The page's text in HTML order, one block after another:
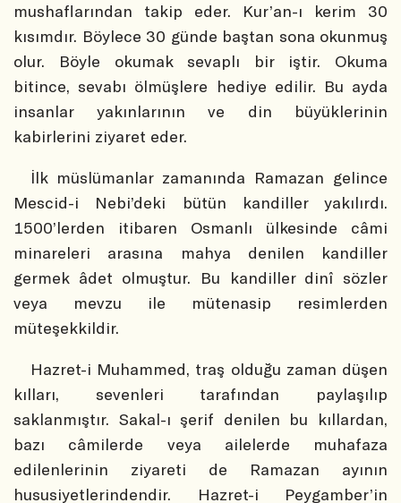
mushaflarından takip eder. Kur’an-ı kerim 30
kısımdır. Böylece 30 günde baştan sona okunmuş
olur. Böyle okumak sevaplı bir iştir. Okuma
bitince, sevabı ölmüşlere hediye edilir. Bu ayda
insanlar yakınlarının ve din büyüklerinin
kabirlerini ziyaret eder.
İlk müslümanlar zamanında Ramazan gelince
Mescid-i Nebi’deki bütün kandiller yakılırdı.
1500’lerden itibaren Osmanlı ülkesinde câmi
minareleri arasına mahya denilen kandiller
germek âdet olmuştur. Bu kandiller dinî sözler
veya mevzu ile mütenasip resimlerden
müteşekkildir.
Hazret-i Muhammed, traş olduğu zaman düşen
kılları, sevenleri tarafından paylaşılıp
saklanmıştır. Sakal-ı şerif denilen bu kıllardan,
bazı câmilerde veya ailelerde muhafaza
edilenlerinin ziyareti de Ramazan ayının
hususiyetlerindendir. Hazret-i Peygamber’in